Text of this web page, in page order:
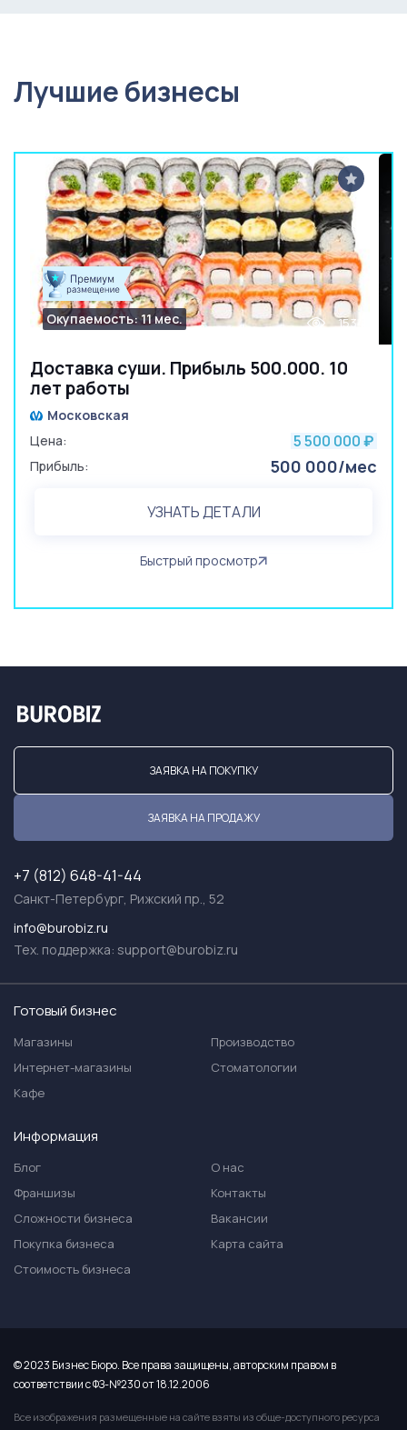
Лучшие бизнесы
Доставка суши. Прибыль 500.000. 10
лет работы
Окупаемость: 11 мес. 1534
Московская
Цена:
5 500 000 ₽
Прибыль: 500 000/мес
УЗНАТЬ ДЕТАЛИ
Быстрый просмотр
ЗАЯВКА НА ПОКУПКУ
ЗАЯВКА НА ПРОДАЖУ
+7 (812) 648-41-44
Санкт-Петербург, Рижский пр., 52
info@burobiz.ru
Тех. поддержка: support@burobiz.ru
Готовый бизнес
Магазины
Интернет-магазины
Кафе
Производство
Стоматологии
Информация
Блог
Франшизы
Сложности бизнеса
Покупка бизнеса
Стоимость бизнеса
О нас
Контакты
Вакансии
Карта сайта
© 2023 Бизнес Бюро. Все права защищены, авторским правом в
соответствии с ФЗ-№230 от 18.12.2006
Все изображения размещенные на сайте взяты из обще-доступного ресурса